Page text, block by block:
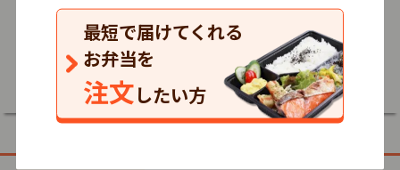
最短で届けてくれる
お弁当を
注文したい方
詳細